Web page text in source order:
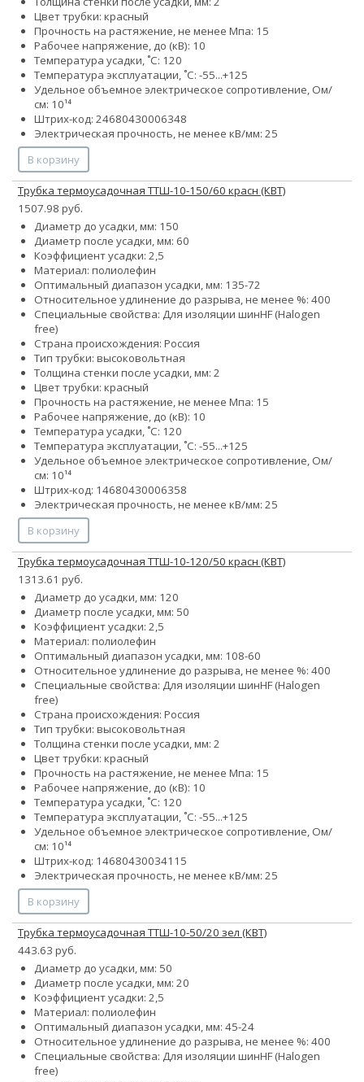
Цвет трубки: красный
Прочность на растяжение, не менее Мпа: 15
Рабочее напряжение, до (кВ): 10
Температура усадки, ˚С: 120
Температура эксплуатации, ˚С: -55...+125
Удельное объемное электрическое сопротивление, Ом/
см: 10¹⁴
Штрих-код: 24680430006348
Электрическая прочность, не менее кВ/мм: 25
В корзину
Трубка термоусадочная ТТШ-10-150/60 красн (КВТ)
1507.98 руб.
Диаметр до усадки, мм: 150
Диаметр после усадки, мм: 60
Коэффициент усадки: 2,5
Материал: полиолефин
Оптимальный диапазон усадки, мм: 135-72
Относительное удлинение до разрыва, не менее %: 400
Специальные свойства: Для изоляции шинHF (Halogen
free)
Страна происхождения: Россия
Тип трубки: высоковольтная
Толщина стенки после усадки, мм: 2
Цвет трубки: красный
Прочность на растяжение, не менее Мпа: 15
Рабочее напряжение, до (кВ): 10
Температура усадки, ˚С: 120
Температура эксплуатации, ˚С: -55...+125
Удельное объемное электрическое сопротивление, Ом/
см: 10¹⁴
Штрих-код: 14680430006358
Электрическая прочность, не менее кВ/мм: 25
В корзину
Трубка термоусадочная ТТШ-10-120/50 красн (КВТ)
1313.61 руб.
Диаметр до усадки, мм: 120
Диаметр после усадки, мм: 50
Коэффициент усадки: 2,5
Материал: полиолефин
Оптимальный диапазон усадки, мм: 108-60
Относительное удлинение до разрыва, не менее %: 400
Специальные свойства: Для изоляции шинHF (Halogen
free)
Страна происхождения: Россия
Тип трубки: высоковольтная
Толщина стенки после усадки, мм: 2
Цвет трубки: красный
Прочность на растяжение, не менее Мпа: 15
Рабочее напряжение, до (кВ): 10
Температура усадки, ˚С: 120
Температура эксплуатации, ˚С: -55...+125
Удельное объемное электрическое сопротивление, Ом/
см: 10¹⁴
Штрих-код: 14680430034115
Электрическая прочность, не менее кВ/мм: 25
В корзину
Трубка термоусадочная ТТШ-10-50/20 зел (КВТ)
443.63 руб.
Диаметр до усадки, мм: 50
Диаметр после усадки, мм: 20
Коэффициент усадки: 2,5
Материал: полиолефин
Оптимальный диапазон усадки, мм: 45-24
Относительное удлинение до разрыва, не менее %: 400
Специальные свойства: Для изоляции шинHF (Halogen
free)